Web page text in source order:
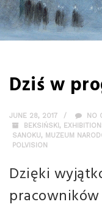
Dziś w
JUNE 28, 2017
NO
BEKSIŃSKI,
SANOKU, MUZEUM
POLVISION
Dzięki